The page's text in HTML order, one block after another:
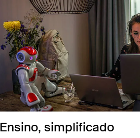
Ensino, simplificado